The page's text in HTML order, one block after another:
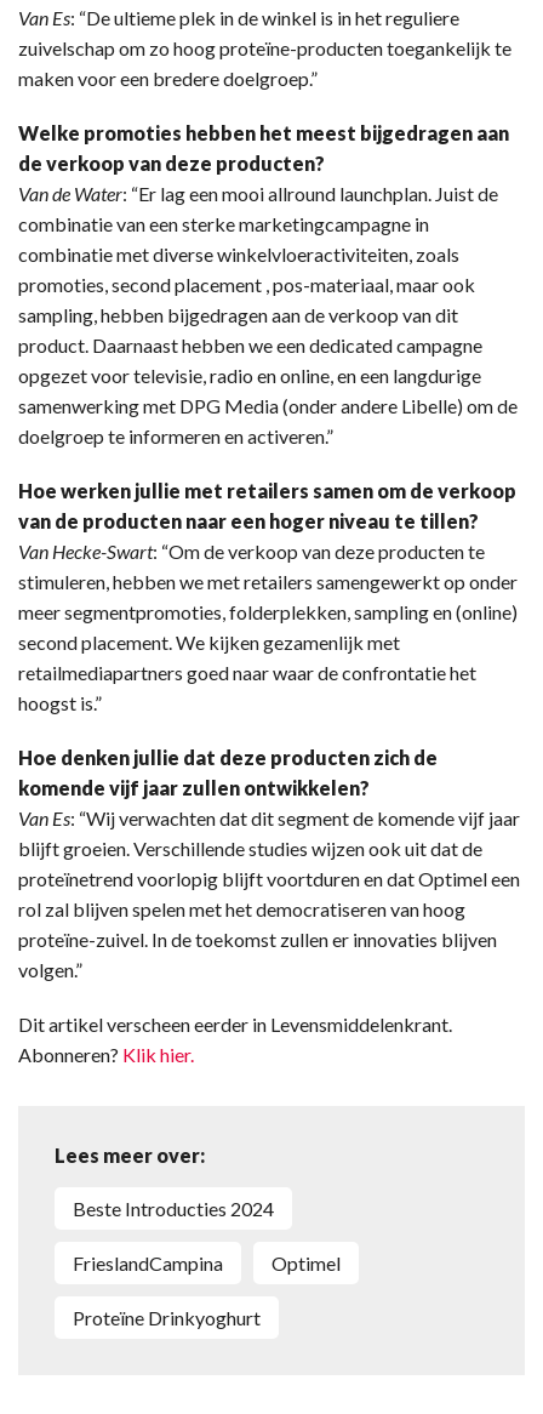
Van Es: “De ultieme plek in de winkel is in het reguliere
zuivelschap om zo hoog proteïne-producten toegankelijk te
maken voor een bredere doelgroep.”
Welke promoties hebben het meest bijgedragen aan
de verkoop van deze producten?
Van de Water: “Er lag een mooi allround launchplan. Juist de
combinatie van een sterke marketingcampagne in
combinatie met diverse winkelvloeractiviteiten, zoals
promoties, second placement , pos-materiaal, maar ook
sampling, hebben bijgedragen aan de verkoop van dit
product. Daarnaast hebben we een dedicated campagne
opgezet voor televisie, radio en online, en een langdurige
samenwerking met DPG Media (onder andere Libelle) om de
doelgroep te informeren en activeren.”
Hoe werken jullie met retailers samen om de verkoop
van de producten naar een hoger niveau te tillen?
Van Hecke-Swart: “Om de verkoop van deze producten te
stimuleren, hebben we met retailers samengewerkt op onder
meer segmentpromoties, folderplekken, sampling en (online)
second placement. We kijken gezamenlijk met
retailmediapartners goed naar waar de confrontatie het
hoogst is.”
Hoe denken jullie dat deze producten zich de
komende vijf jaar zullen ontwikkelen?
Van Es: “Wij verwachten dat dit segment de komende vijf jaar
blijft groeien. Verschillende studies wijzen ook uit dat de
proteïnetrend voorlopig blijft voortduren en dat Optimel een
rol zal blijven spelen met het democratiseren van hoog
proteïne-zuivel. In de toekomst zullen er innovaties blijven
volgen.”
Dit artikel verscheen eerder in Levensmiddelenkrant.
Abonneren? Klik hier.
Lees meer over:
Beste Introducties 2024
FrieslandCampina Optimel
Proteïne Drinkyoghurt